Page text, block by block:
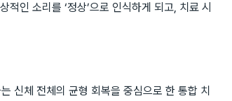
인 소리를 ‘정상’으로 인식하게 되고, 치료 시
신체 전체의 균형 회복을 중심으로 한 통합 치